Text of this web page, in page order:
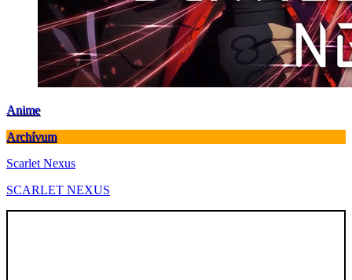
Anime
Archívum
Scarlet Nexus
SCARLET NEXUS